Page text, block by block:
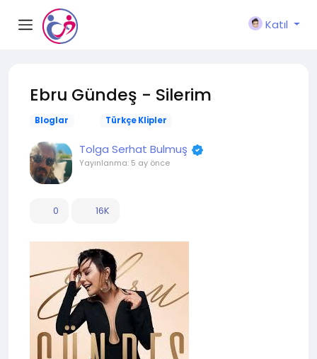
Katıl
Ebru Gündeş - Silerim
Bloglar Türkçe Klipler
Tolga Serhat Bulmuş
Yayınlanma: 5 ay önce
0 16K